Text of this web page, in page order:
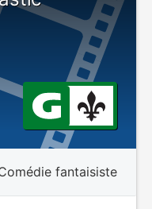
fantaisiste